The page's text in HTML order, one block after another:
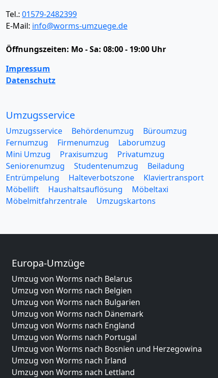
Tel.: 01579-2482399
E-Mail: info@worms-umzuege.de
Öffnungszeiten: Mo - Sa: 08:00 - 19:00 Uhr
Impressum
Datenschutz
Umzugsservice
Umzugsservice Behördenumzug
Büroumzug
Fernumzug
Firmenumzug
Laborumzug
Mini Umzug
Praxisumzug
Privatumzug
Seniorenumzug
Studentenumzug
Beiladung
Entrümpelung
Halteverbotszone
Klaviertransport
Möbellift
Haushaltsauflösung
Möbeltaxi
Möbelmitfahrzentrale
Umzugskartons
Europa-Umzüge
Umzug von Worms nach Belarus
Umzug von Worms nach Belgien
Umzug von Worms nach Bulgarien
Umzug von Worms nach Dänemark
Umzug von Worms nach England
Umzug von Worms nach Portugal
Umzug von Worms nach Bosnien und Herzegowina
Umzug von Worms nach Irland
Umzug von Worms nach Lettland